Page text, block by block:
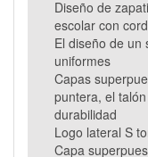
Diseño de
escolar con
El diseño de un
uniformes
Capas
puntera, el
durabilidad
Logo lateral S
Capa